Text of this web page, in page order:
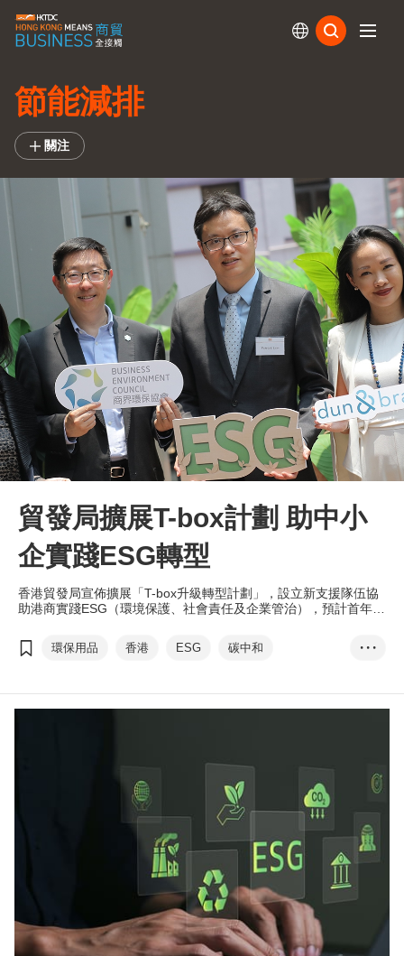
節能減排
關注
貿發局擴展T-box計劃 助中小
企實踐ESG轉型
香港貿發局宣佈擴展「T-box升級轉型計劃」，設立新支援隊伍協
助港商實踐ESG（環境保護、社會責任及企業管治），預計首年舉
環保用品 香港 ESG
碳中和
• • •